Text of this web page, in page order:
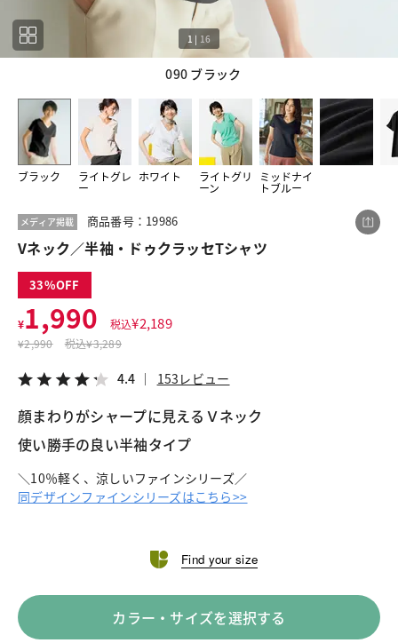
090 ブラック
1 | 16
ブラック ライトグレ
ー
ホワイト ライトグリ
ーン
ミッドナイ
トブルー
1 16
メディア掲載 商品番号：19986
Vネック／半袖・ドゥクラッセTシャツ
33
¥1,990 税込¥2,189
¥2,990 税込¥3,289
4.4 153レビュー
顔まわりがシャープに見えるＶネック
使い勝手の良い半袖タイプ
＼10％軽く、涼しいファインシリーズ／
同デザインファインシリーズはこちら>>
Find your size
カラー・サイズを選択する
この商品をシェアする
¥1,990
税込¥2,189
LINE